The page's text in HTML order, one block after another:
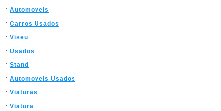
Automoveis
Carros Usados
Viseu
Usados
Stand
Automoveis Usados
Viaturas
Viatura